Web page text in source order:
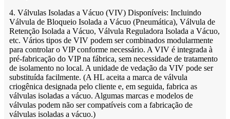
4. Válvulas Isoladas a Vácuo (VIV) Disponíveis: Incluindo
Válvula de Bloqueio Isolada a Vácuo (Pneumática), Válvula de
Retenção Isolada a Vácuo, Válvula Reguladora Isolada a Vácuo,
etc. Vários tipos de VIV podem ser combinados modularmente
para controlar o VIP conforme necessário. A VIV é integrada à
pré-fabricação do VIP na fábrica, sem necessidade de tratamento
de isolamento no local. A unidade de vedação da VIV pode ser
substituída facilmente. (A HL aceita a marca de válvula
criogênica designada pelo cliente e, em seguida, fabrica as
válvulas isoladas a vácuo. Algumas marcas e modelos de
válvulas podem não ser compatíveis com a fabricação de
válvulas isoladas a vácuo.)